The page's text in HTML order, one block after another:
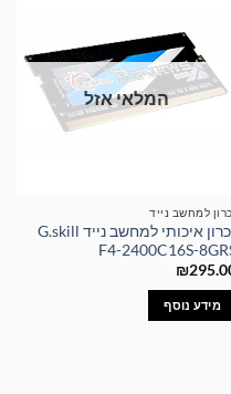
המלאי אזל
למחשב נייד
זכרון איכותי למחשב נייד G.skill
F4-2400C16S-
₪
מידע נוסף